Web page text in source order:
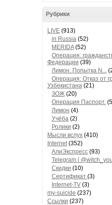
Рубрики
LIVE (913)
in Russia (52)
MERIDA(52)
Операция:
Федерации (39)
Лимон. Попытка N...
Операция: Отказ от
Узбекистана (21)
ЗОЖ (20)
Операция Паспорт.
Лимон (4)
Учёба (2)
Ролики (2)
Мысли вслух (410)
Internet(352)
АлиЭкспресс (93)
Telegram |
Скидки (10)
Сертификат (3)
Internet-TV (3)
my-suicide (237)
Ссылки (237)